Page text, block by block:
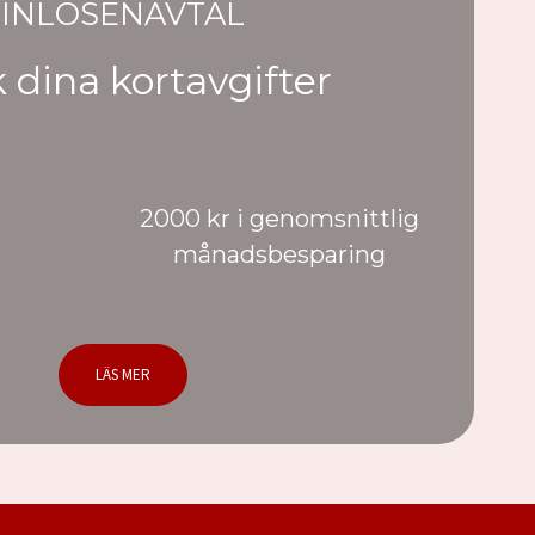
INLÖSENAVTAL
dina kortavgifter
2000 kr i genomsnittlig
månadsbesparing
LÄS MER